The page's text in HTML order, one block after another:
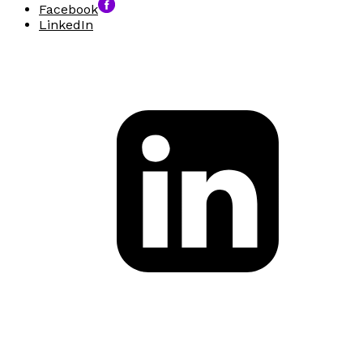
Facebook
LinkedIn